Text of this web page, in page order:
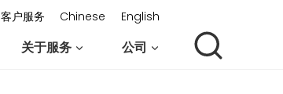
客户服务 Chinese English
关于服务 公司